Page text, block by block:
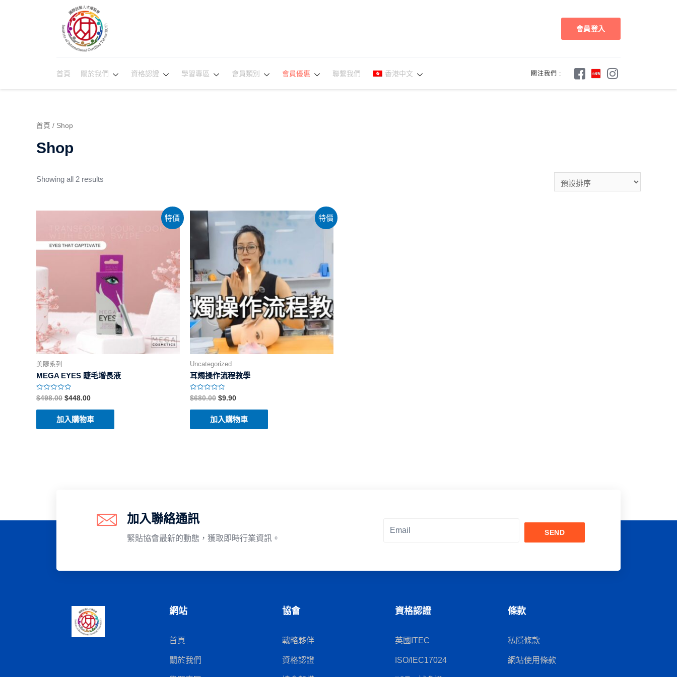
會員登入
首頁 關於我們 資格認證 學習專區 會員類別 會員優惠 聯繫我們 香港中文 關注我們 :
首頁 / Shop
Shop
Showing all 2 results
特價
美睫系列
MEGA EYES 睫毛增長液
評
分
0
$498.00 $448.00
加入購物車
特價
Uncategorized
耳燭操作流程教學
評
分
0
$680.00 $9.90
加入購物車
加入聯絡通訊
緊貼協會最新的動態，獲取即時行業資訊。
SEND
網站
首頁
關於我們
協會
戰略夥伴
資格認證
資格認證
英國ITEC
ISO/IEC17024
條款
私隱條款
網站使用條款